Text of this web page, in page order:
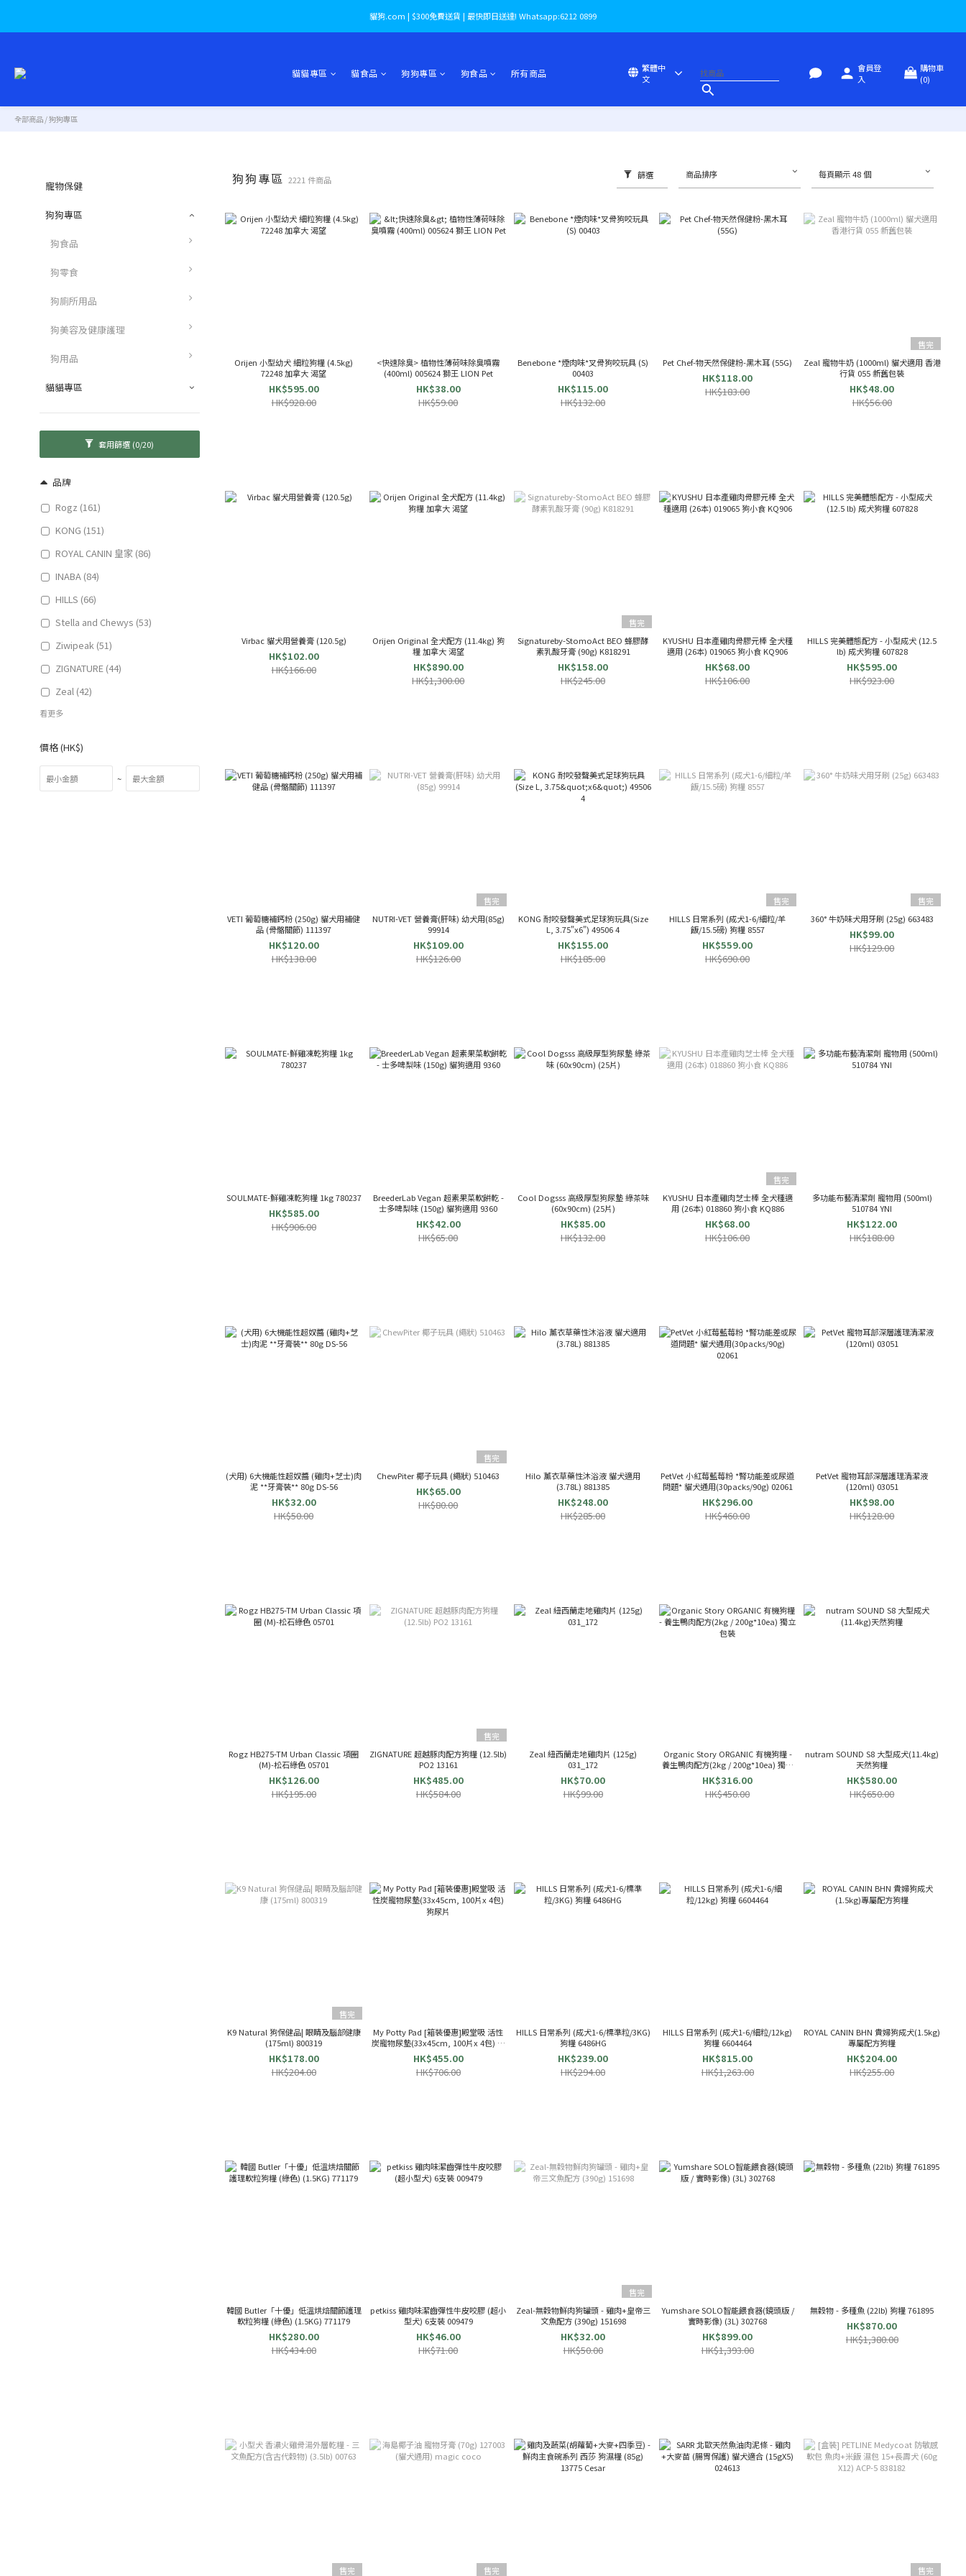
貓狗.com | $300免費送貨 | 最快即日送達! Whatsapp:6212 0899
繁體中
文
會員登
入
購物車
(0)
貓貓專區 貓食品 狗狗專區 狗食品 所有商品
全部商品 /狗狗專區
寵物保健
狗狗專區
狗食品
狗零食
狗廁所用品
狗美容及健康護理
狗用品
貓貓專區
套用篩選 (0/20)
品牌
Rogz (161)
KONG (151)
ROYAL CANIN 皇家 (86)
INABA (84)
HILLS (66)
Stella and Chewys (53)
Ziwipeak (51)
ZIGNATURE (44)
Zeal (42)
看更多
價格 (HK$)
~
狗狗專區2221 件商品 篩選 商品排序 每頁顯示 48 個
Orijen 小型幼犬 細粒狗糧 (4.5kg)
72248 加拿大 渴望
HK$595.00
HK$928.00
<快速除臭> 植物性薄荷味除臭噴霧
(400ml) 005624 獅王 LION Pet
HK$38.00
HK$59.00
Benebone *煙肉味*叉骨狗咬玩具 (S)
00403
HK$115.00
HK$132.00
Pet Chef-物天然保健粉-黑木耳 (55G)
HK$118.00
HK$183.00
售完
Zeal 寵物牛奶 (1000ml) 貓犬適用 香港
行貨 055 新舊包裝
HK$48.00
HK$56.00
Virbac 貓犬用營養膏 (120.5g)
HK$102.00
HK$166.00
Orijen Original 全犬配方 (11.4kg) 狗
糧 加拿大 渴望
HK$890.00
HK$1,300.00
售完
Signatureby-StomoAct BEO 蜂膠酵
素乳酸牙膏 (90g) K818291
HK$158.00
HK$245.00
KYUSHU 日本產雞肉骨膠元棒 全犬種
適用 (26本) 019065 狗小食 KQ906
HK$68.00
HK$106.00
HILLS 完美體態配方 - 小型成犬 (12.5
lb) 成犬狗糧 607828
HK$595.00
HK$923.00
VETI 葡萄糖補鈣粉 (250g) 貓犬用補健
品 (骨骼關節) 111397
HK$120.00
HK$138.00
售完
NUTRI-VET 營養膏(肝味) 幼犬用(85g)
99914
HK$109.00
HK$126.00
KONG 耐咬發聲美式足球狗玩具(Size
L, 3.75"x6") 49506 4
HK$155.00
HK$185.00
售完
HILLS 日常系列 (成犬1-6/細粒/羊
飯/15.5磅) 狗糧 8557
HK$559.00
HK$690.00
售完
360° 牛奶味犬用牙刷 (25g) 663483
HK$99.00
HK$129.00
SOULMATE-鮮雞凍乾狗糧 1kg 780237
HK$585.00
HK$906.00
BreederLab Vegan 超素果菜軟餅乾 -
士多啤梨味 (150g) 貓狗適用 9360
HK$42.00
HK$65.00
Cool Dogsss 高級厚型狗尿墊 綠茶味
(60x90cm) (25片)
HK$85.00
HK$132.00
售完
KYUSHU 日本產雞肉芝士棒 全犬種適
用 (26本) 018860 狗小食 KQ886
HK$68.00
HK$106.00
多功能布藝清潔劑 寵物用 (500ml)
510784 YNI
HK$122.00
HK$188.00
(犬用) 6大機能性超奴醬 (雞肉+芝士)肉
泥 **牙膏裝** 80g DS-56
HK$32.00
HK$50.00
售完
ChewPiter 椰子玩具 (繩狀) 510463
HK$65.00
HK$80.00
Hilo 薰衣草藥性沐浴液 貓犬適用
(3.78L) 881385
HK$248.00
HK$285.00
PetVet 小紅莓藍莓粉 *腎功能差或尿道
問題* 貓犬通用(30packs/90g) 02061
HK$296.00
HK$460.00
PetVet 寵物耳部深層護理清潔液
(120ml) 03051
HK$98.00
HK$128.00
Rogz HB275-TM Urban Classic 項圈
(M)-松石綠色 05701
HK$126.00
HK$195.00
售完
ZIGNATURE 超越豚肉配方狗糧 (12.5lb)
PO2 13161
HK$485.00
HK$584.00
Zeal 紐西蘭走地雞肉片 (125g)
031_172
HK$70.00
HK$99.00
Organic Story ORGANIC 有機狗糧 -
養生鴨肉配方(2kg / 200g*10ea) 獨立
包裝
HK$316.00
HK$450.00
nutram SOUND S8 大型成犬(11.4kg)
天然狗糧
HK$580.00
HK$650.00
售完
K9 Natural 狗保健品| 眼睛及腦部健康
(175ml) 800319
HK$178.00
HK$204.00
My Potty Pad [箱裝優惠]殿堂吸 活性
炭寵物尿墊(33x45cm, 100片x 4包) 狗
尿片
HK$455.00
HK$706.00
HILLS 日常系列 (成犬1-6/標準粒/3KG)
狗糧 6486HG
HK$239.00
HK$294.00
HILLS 日常系列 (成犬1-6/細粒/12kg)
狗糧 6604464
HK$815.00
HK$1,263.00
ROYAL CANIN BHN 貴婦狗成犬(1.5kg)
專屬配方狗糧
HK$204.00
HK$255.00
韓國 Butler「十優」低溫烘焙關節護理
軟粒狗糧 (綠色) (1.5KG) 771179
HK$280.00
HK$434.00
petkiss 雞肉味潔齒彈性牛皮咬膠 (超小
型犬) 6支裝 009479
HK$46.00
HK$71.00
售完
Zeal-無穀物鮮肉狗罐頭 - 雞肉+皇帝三
文魚配方 (390g) 151698
HK$32.00
HK$50.00
Yumshare SOLO智能餵食器(鏡頭版 /
實時影像) (3L) 302768
HK$899.00
HK$1,393.00
無穀物 - 多種魚 (22lb) 狗糧 761895
HK$870.00
HK$1,380.00
售完 售完 售完